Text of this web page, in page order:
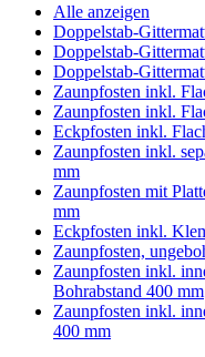
Alle anzeigen
Doppelstab-
Doppelstab-
Doppelstab-
Zaunpfosten inkl.
Zaunpfosten inkl.
Eckpfosten inkl.
Zaunpfosten inkl.
mm
Zaunpfosten mit
mm
Eckpfosten inkl.
Zaunpfosten,
Zaunpfosten inkl.
Bohrabstand 400 mm
Zaunpfosten inkl.
400 mm